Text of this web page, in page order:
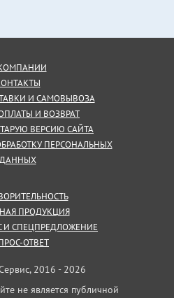
И САМОВЫВОЗА
И ВОЗВРАТ
ВЕРСИЮ САЙТА
ПЕРСОНАЛЬНЫХ
ДАННЫХ
ПРОДУКЦИЯ
И СПЕЦПРЕДЛОЖЕНИЕ
ОТВЕТ
2016 - 2026
не является публичной